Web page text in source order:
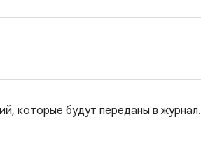
которые будут переданы в журнал.